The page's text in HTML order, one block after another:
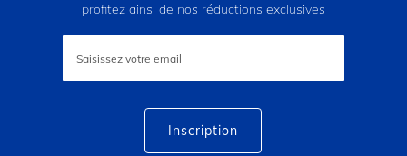
profitez ainsi de nos réductions exclusives
lettre
Inscription